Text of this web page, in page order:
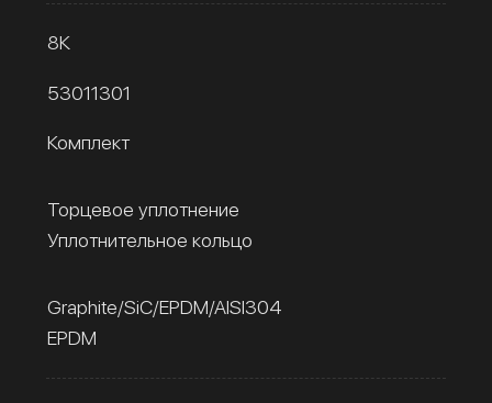
8К
53011301
Комплект
Торцевое уплотнение
Уплотнительное кольцо
Graphite/SiC/EPDM/AISI304
EPDM